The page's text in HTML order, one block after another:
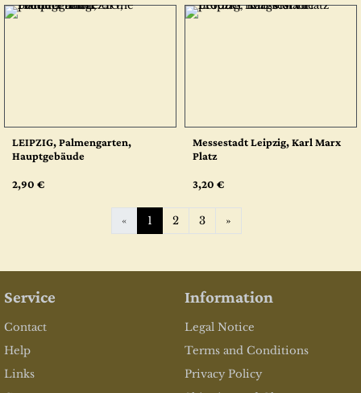
LEIPZIG, Palmengarten,
Hauptgebäude
2,90 €
Messestadt Leipzig, Karl Marx
Platz
3,20 €
« 1 2 3 »
Service
Contact
Help
Links
Information
Legal Notice
Terms and Conditions
Privacy Policy